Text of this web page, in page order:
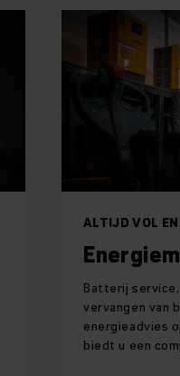
ALTIJD VOL
Batterij
vervangen van
energieadvies
biedt u een